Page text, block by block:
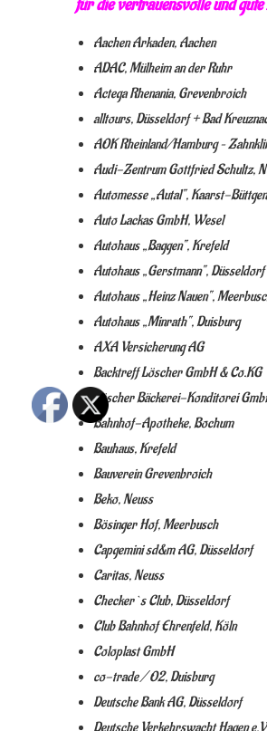
für die vertrauensvolle und
Aachen Arkaden, Aachen
ADAC, Mülheim an der Ruhr
Actega Rhenania, Grevenbroich
alltours, Düsseldorf + Bad
AOK Rheinland/Hamburg –
Audi-Zentrum Gottfried Schultz,
Automesse „Autal“, Kaarst-Büttgen
Auto Lackas GmbH, Wesel
Autohaus „Baggen“, Krefeld
Autohaus „Gerstmann“, Düsseldorf
Autohaus „Heinz Nauen“,
Autohaus „Minrath“, Duisburg
AXA Versicherung AG
Backtreff Löscher GmbH & Co.KG
Löscher Bäckerei-Konditorei
Bahnhof-Apotheke, Bochum
Bauhaus, Krefeld
Bauverein Grevenbroich
Beko, Neuss
Bösinger Hof, Meerbusch
Capgemini sd&m AG, Düsseldorf
Caritas, Neuss
Checker`s Club, Düsseldorf
Club Bahnhof Ehrenfeld, Köln
Coloplast GmbH
co-trade / O2, Duisburg
Deutsche Bank AG, Düsseldorf